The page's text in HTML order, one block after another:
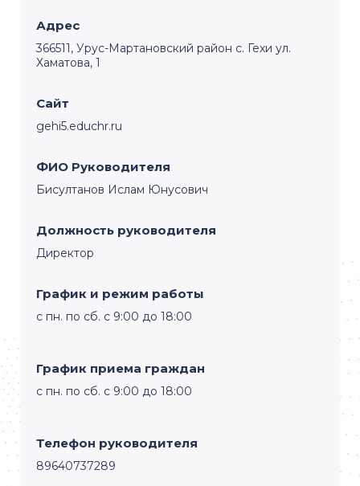
Адрес
366511, Урус-Мартановский район с. Гехи ул.
Хаматова, 1
Сайт
gehi5.educhr.ru
ФИО Руководителя
Бисултанов Ислам Юнусович
Должность руководителя
Директор
График и режим работы
с пн. по сб. с 9:00 до 18:00
График приема граждан
с пн. по сб. с 9:00 до 18:00
Телефон руководителя
89640737289